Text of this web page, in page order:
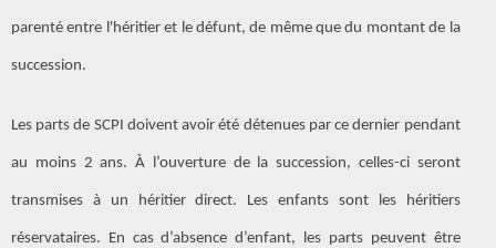
parenté entre l'héritier et le défunt, de même que du montant de la
succession.
Les parts de SCPI doivent avoir été détenues par ce dernier pendant
au moins 2 ans. À l’ouverture de la succession, celles-ci seront
transmises à un héritier direct. Les enfants sont les héritiers
réservataires. En cas d’absence d’enfant, les parts peuvent être